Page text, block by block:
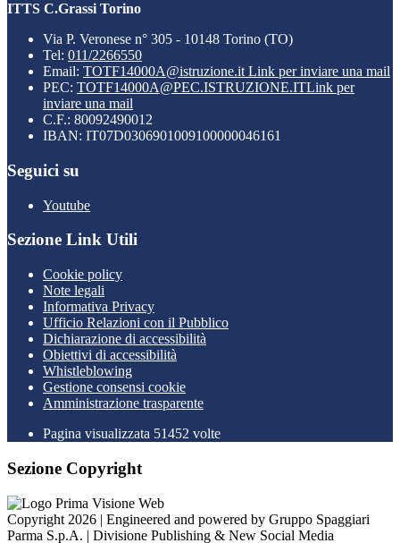
ITTS C.Grassi Torino
Via P. Veronese n° 305 - 10148 Torino (TO)
Tel: 011/2266550
Email: TOTF14000A@istruzione.it Link per inviare una mail
PEC: TOTF14000A@PEC.ISTRUZIONE.ITLink per
inviare una mail
C.F.: 80092490012
IBAN: IT07D0306901009100000046161
Seguici su
Youtube
Sezione Link Utili
Cookie policy
Note legali
Informativa Privacy
Ufficio Relazioni con il Pubblico
Dichiarazione di accessibilità
Obiettivi di accessibilità
Whistleblowing
Gestione consensi cookie
Amministrazione trasparente
Pagina visualizzata 51452 volte
Sezione Copyright
Copyright 2026 | Engineered and powered by Gruppo Spaggiari
Parma S.p.A. | Divisione Publishing & New Social Media